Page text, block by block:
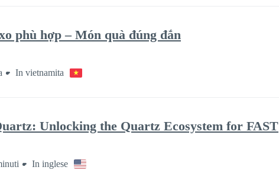
phù hợp – Món quà đúng đắn
In vietnamita
Unlocking the Quartz Ecosystem for FAST
In inglese